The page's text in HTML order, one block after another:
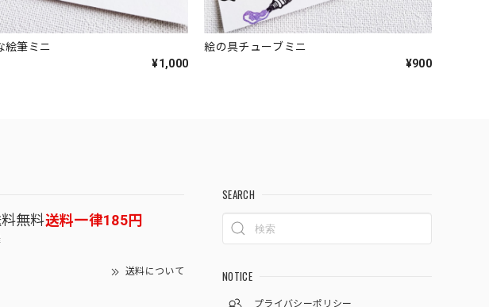
絵筆ミニ
¥1,000
絵の具チューブミニ
¥900
無料送料一律185円
送料について
SEARCH
NOTICE
プライバシーポリシー